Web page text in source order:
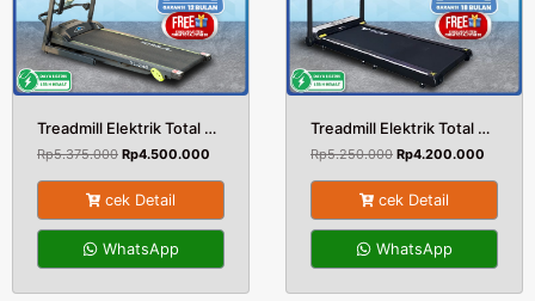
Treadmill Elektrik Total Fitnes TL 246
Rp5.375.000 Rp4.500.000
cek Detail
WhatsApp
Treadmill Elektrik Total Walking Running Pad TL-111
Rp5.250.000 Rp4.200.000
cek Detail
WhatsApp